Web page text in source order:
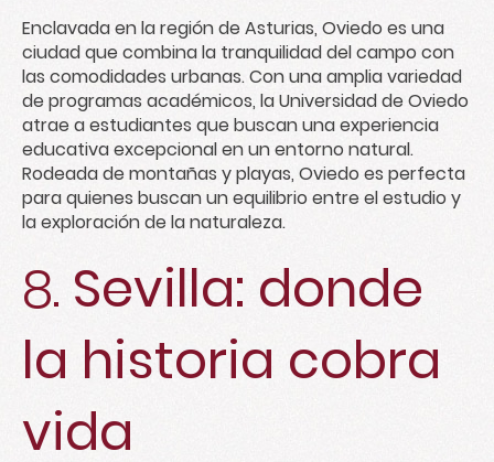
Enclavada en la región de Asturias, Oviedo es una
ciudad que combina la tranquilidad del campo con
las comodidades urbanas. Con una amplia variedad
de programas académicos, la Universidad de Oviedo
atrae a estudiantes que buscan una experiencia
educativa excepcional en un entorno natural.
Rodeada de montañas y playas, Oviedo es perfecta
para quienes buscan un equilibrio entre el estudio y
la exploración de la naturaleza.
8. Sevilla: donde
la historia cobra
vida